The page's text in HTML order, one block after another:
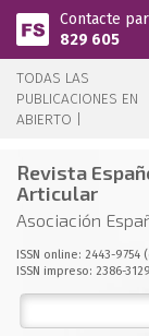
Pasar alContacte
829 605
TODAS LAS
PUBLICACIONES EN
ABIERTO |
Revista
Articular
Asociación
ISSN online: 2443-9754
ISSN impreso: 2386-